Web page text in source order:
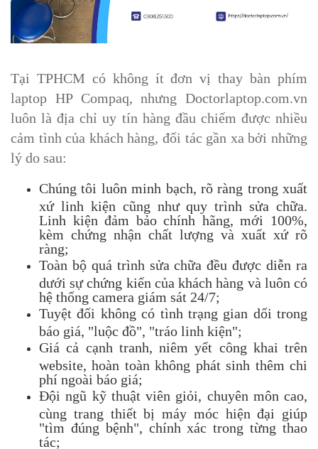
Tại TPHCM có không ít đơn vị thay bàn phím
laptop HP Compaq, nhưng Doctorlaptop.com.vn
luôn là địa chỉ uy tín hàng đầu chiếm được nhiều
cảm tình của khách hàng, đối tác gần xa bởi những
lý do sau:
Chúng tôi luôn minh bạch, rõ ràng trong xuất
xứ linh kiện cũng như quy trình sửa chữa.
Linh kiện đảm bảo chính hãng, mới 100%,
kèm chứng nhận chất lượng và xuất xứ rõ
ràng;
Toàn bộ quá trình sửa chữa đều được diễn ra
dưới sự chứng kiến của khách hàng và luôn có
hệ thống camera giám sát 24/7;
Tuyệt đối không có tình trạng gian dối trong
báo giá, "luộc đồ", "tráo linh kiện";
Giá cả cạnh tranh, niêm yết công khai trên
website, hoàn toàn không phát sinh thêm chi
phí ngoài báo giá;
Đội ngũ kỹ thuật viên giỏi, chuyên môn cao,
cùng trang thiết bị máy móc hiện đại giúp
"tìm đúng bệnh", chính xác trong từng thao
tác;